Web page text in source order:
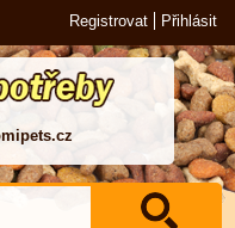
Registrovat Přihlásit